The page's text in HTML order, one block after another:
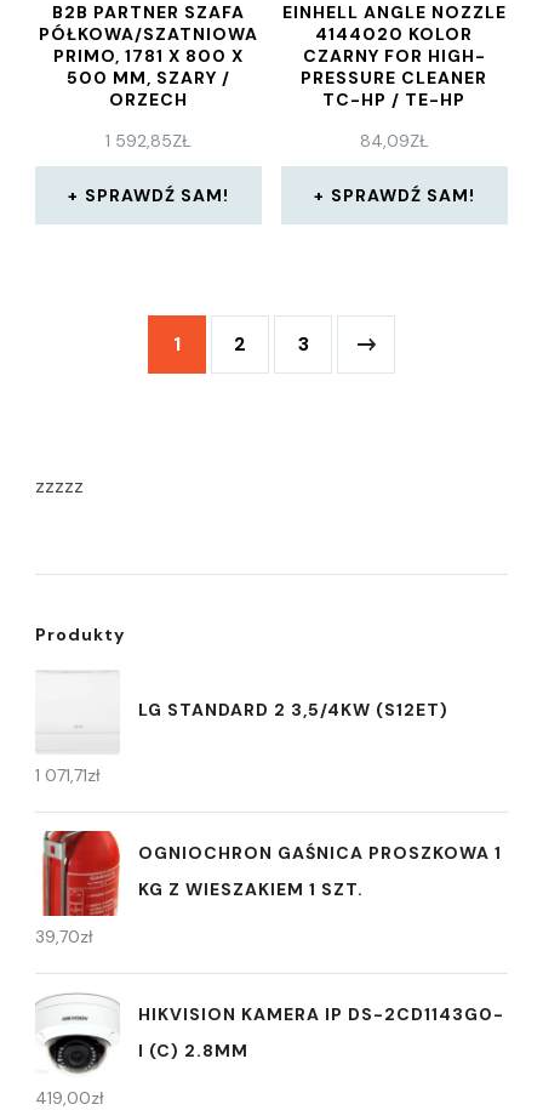
B2B PARTNER SZAFA
PÓŁKOWA/SZATNIOWA
PRIMO, 1781 X 800 X
500 MM, SZARY /
ORZECH
1 592,85ZŁ
SPRAWDŹ SAM!
EINHELL ANGLE NOZZLE
4144020 KOLOR
CZARNY FOR HIGH-
PRESSURE CLEANER
TC-HP / TE-HP
84,09ZŁ
SPRAWDŹ SAM!
1 2 3
zzzzz
Produkty
LG STANDARD 2 3,5/4KW (S12ET)
1 071,71zł
OGNIOCHRON GAŚNICA PROSZKOWA 1
KG Z WIESZAKIEM 1 SZT.
39,70zł
HIKVISION KAMERA IP DS-2CD1143G0-
I (C) 2.8MM
419,00zł